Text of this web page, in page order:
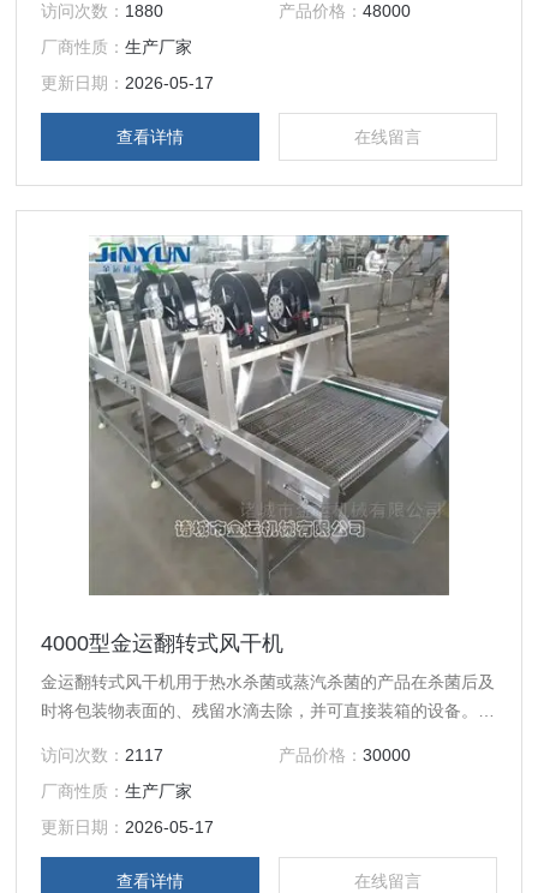
有效保护物料本身的色泽和品质。$n强流除水风干机特别适
用于灭菌后高低温肉制品、蔬菜制品等软包装产品灭菌后的除
水工作，亦适宜蔬菜清洗后表面水的去除。
访问次数： 1880 产品价格： 48000
厂商性质：生产厂家
更新日期： 2026-05-17
查看详情 在线留言
4000型金运翻转式风干机
金运翻转式风干机用于热水杀菌或蒸汽杀菌的产品在杀菌后及
时将包装物表面的、残留水滴去除，并可直接装箱的设备。可
于袋装豆制品、泡菜、榨菜、酱菜等。
访问次数： 2117 产品价格： 30000
厂商性质：生产厂家
更新日期： 2026-05-17
查看详情 在线留言